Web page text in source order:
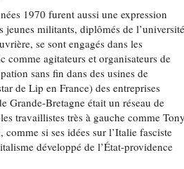
1970 furent aussi une expression
militants, diplômés de l’université
se sont engagés dans les
comme agitateurs et organisateurs de
sans fin dans des usines de
de Lip en France) des entreprises
Grande-Bretagne était un réseau de
travaillistes très à gauche comme Tony
si ses idées sur l’Italie fasciste
développé de l’État-providence